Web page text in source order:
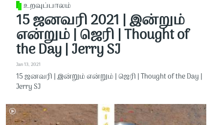
உறவுப்பாலம்
15 ஜனவரி 2021 | இன்றும்
என்றும் | ஜெரி | Thought of
the Day | Jerry SJ
Jan 13, 2021
15 ஜனவரி | இன்றும் என்றும் | ஜெரி | Thought of the Day |
Jerry SJ